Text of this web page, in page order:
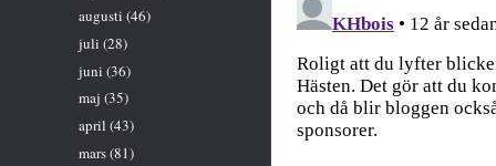
augusti (46)
juli (28)
juni (36)
maj (35)
april (43)
mars(81)